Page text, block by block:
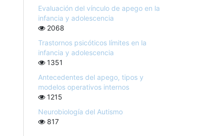
Evaluación del vínculo de apego en la
infancia y adolescencia
2068
Trastornos psicóticos límites en la
infancia y adolescencia
1351
Antecedentes del apego, tipos y
modelos operativos internos
1215
Neurobiología del Autismo
817